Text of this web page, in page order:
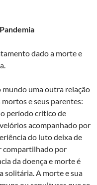
dado a morte e
uma outra relação
e seus parentes:
período crítico de
acompanhado por
do luto deixa de
compartilhado por
da doença e morte é
solitária. A morte e sua